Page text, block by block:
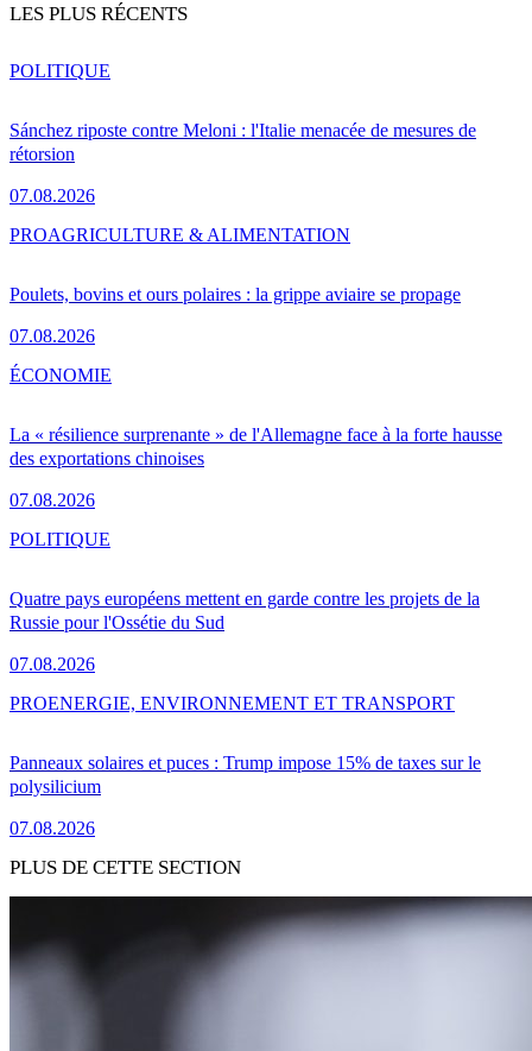
LES PLUS RÉCENTS
Sánchez riposte contre Meloni : l'Italie menacée de mesures de
rétorsion
07.08.2026
POLITIQUE
Poulets, bovins et ours polaires : la grippe aviaire se propage
07.08.2026
PROAGRICULTURE & ALIMENTATION
La « résilience surprenante » de l'Allemagne face à la forte hausse
des exportations chinoises
07.08.2026
ÉCONOMIE
Quatre pays européens mettent en garde contre les projets de la
Russie pour l'Ossétie du Sud
07.08.2026
POLITIQUE
Panneaux solaires et puces : Trump impose 15% de taxes sur le
polysilicium
07.08.2026
PROENERGIE, ENVIRONNEMENT ET TRANSPORT
PLUS DE CETTE SECTION